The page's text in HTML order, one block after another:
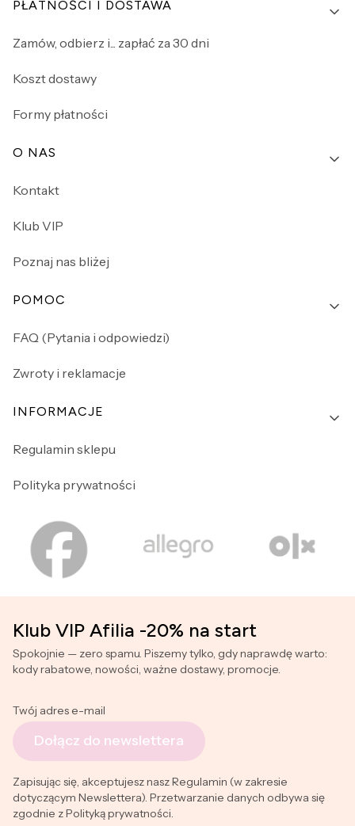
PŁATNOŚCI I DOSTAWA
Zamów, odbierz i... zapłać za 30 dni
Koszt dostawy
Formy płatności
O NAS
Kontakt
Klub VIP
Poznaj nas bliżej
POMOC
FAQ (Pytania i odpowiedzi)
Zwroty i reklamacje
INFORMACJE
Regulamin sklepu
Polityka prywatności
Klub VIP Afilia -20% na start
Spokojnie — zero spamu. Piszemy tylko, gdy naprawdę warto:
kody rabatowe, nowości, ważne dostawy, promocje.
Twój adres e-mail
Dołącz do newslettera
Zapisując się, akceptujesz nasz Regulamin (w zakresie
dotyczącym Newslettera). Przetwarzanie danych odbywa się
zgodnie z Polityką prywatności.